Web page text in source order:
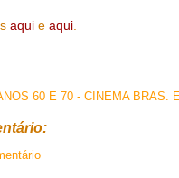
aqui e aqui.
60 E 70 - CINEMA BRAS.